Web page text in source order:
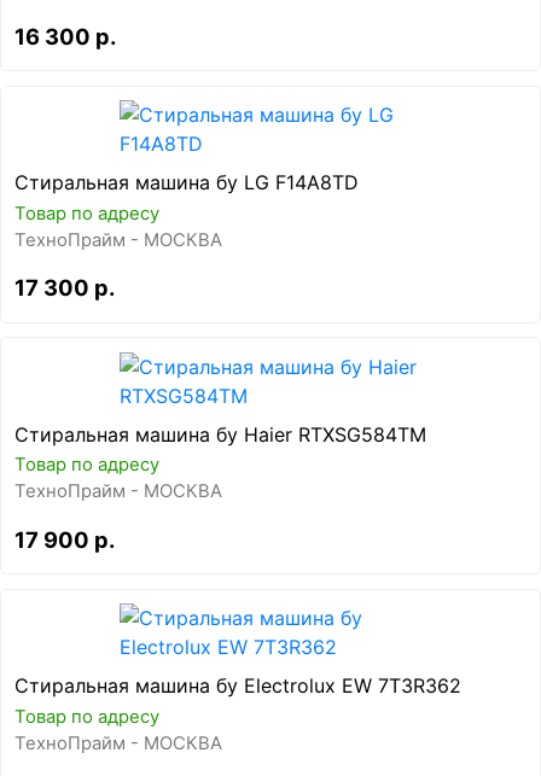
16 300 р.
Стиральная машина бу LG F14A8TD
Товар по адресу
ТехноПрайм - МОСКВА
17 300 р.
Стиральная машина бу Haier RTXSG584TM
Товар по адресу
ТехноПрайм - МОСКВА
17 900 р.
Стиральная машина бу Electrolux EW 7T3R362
Товар по адресу
ТехноПрайм - МОСКВА